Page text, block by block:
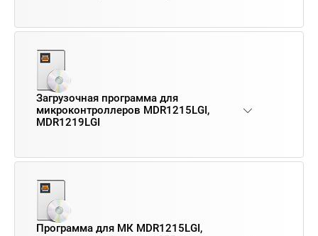
Загрузочная программа для
микроконтроллеров MDR1215LGI,
MDR1219LGI
Программа для МК MDR1215LGI,